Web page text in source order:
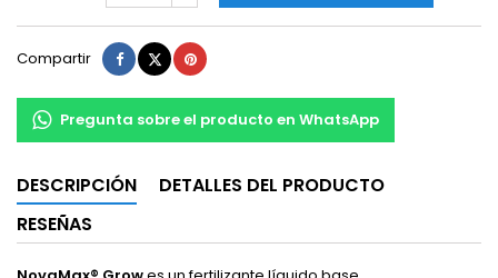
Compartir Compartir
TuitearPinterest
Pregunta sobre el producto en WhatsApp
DESCRIPCIÓN
DETALLES DEL PRODUCTO
RESEÑAS